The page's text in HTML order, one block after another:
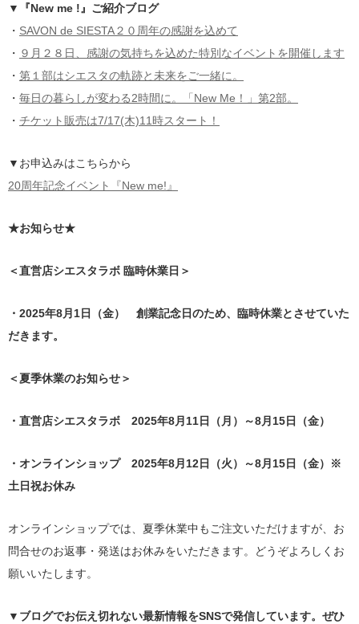
▼
『New me !』ご紹介ブログ
・ SAVON de SIESTA２０周年の感謝を込めて
・ ９月２８日、感謝の気持ちを込めた特別なイベントを開催します
・ 第１部はシエスタの軌跡と未来をご一緒に。
・ 毎日の暮らしが変わる2時間に。「New Me！」第2部。
・ チケット販売は7/17(木)11時スタート！
▼お申込みはこちらから
20周年記念イベント『New me!』
★お知らせ★
＜直営店シエスタラボ 臨時休業日＞
・2025年8月1日（金） 創業記念日のため、臨時休業とさせていた
だきます。
＜夏季休業のお知らせ＞
・直営店シエスタラボ 2025年8月11日（月）～8月15日（金）
・オンラインショップ 2025年8月12日（火）～8月15日（金）※
土日祝お休み
オンラインショップでは、夏季休業中もご注文いただけますが、お
問合せのお返事・発送はお休みをいただきます。どうぞよろしくお
願いいたします。
▼ブログでお伝え切れない最新情報をSNSで発信しています。ぜひ